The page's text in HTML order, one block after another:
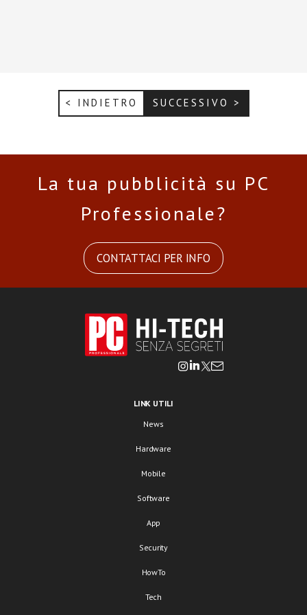
< INDIETRO SUCCESSIVO >
La tua pubblicità su PC
Professionale?
CONTATTACI PER INFO
LINK UTILI
News
Hardware
Mobile
Software
App
Security
HowTo
Tech